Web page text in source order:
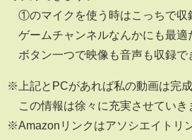
①のマイクを使う時はこっちで収
ゲームチャンネルなんかにも最適
ボタン一つで映像も音声も収録で
※上記とPCがあれば私の動画は完成
この情報は徐々に充実させていき
※Amazonリンクはアソシエイトリ